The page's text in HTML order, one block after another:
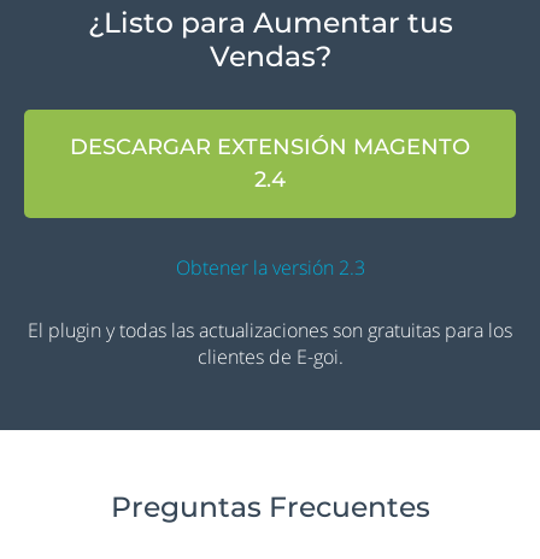
¿Listo para Aumentar tus
Vendas?
DESCARGAR EXTENSIÓN MAGENTO
2.4
Obtener la versión 2.3
El plugin y todas las actualizaciones son gratuitas para los
clientes de E-goi.
Preguntas Frecuentes